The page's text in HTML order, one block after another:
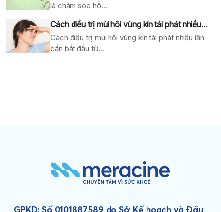
là chăm sóc hỗ...
Cách điều trị mùi hôi vùng kín tái phát nhiều...
Cách điều trị mùi hôi vùng kín tái phát nhiều lần
cần bắt đầu từ...
GPKD: Số 0101887589 do Sở Kế hoạch và Đầu